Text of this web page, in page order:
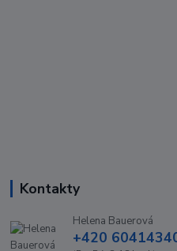
Kontakty
Helena Bauerová
+420